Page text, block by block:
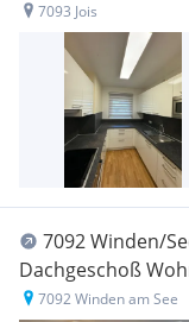
7093 Jois
7092 Winden/
Dachgeschoß
7092 Winden am See